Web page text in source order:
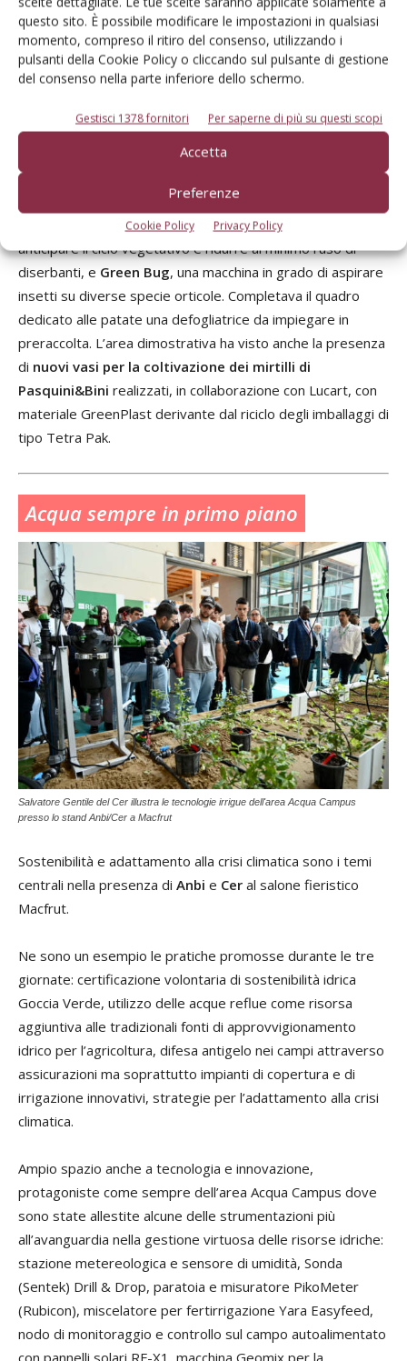
questo sito. È possibile modificare le impostazioni in qualsiasi
momento, compreso il ritiro del consenso, utilizzando i
pulsanti della Cookie Policy o cliccando sul pulsante di gestione
del consenso nella parte inferiore dello schermo.
Gestisci 1378 fornitori Per saperne di più su questi scopi
Accetta
Preferenze
Cookie Policy Privacy Policy
campo sono state allestitereti e teli di coperturadi
Corradi, Retilplast e Serroplast, ma anchesistemi irrigui
curati da Irritec.
macchine per la coltivazione del pomodoro da industria
. Per quest’ultima la ditta
esempio, ha presentato due novità:
seminatrice per patate capace di operare utilizzando la
pacciamatura biodegradabile già dalla semina per
anticipare il ciclo vegetativo e ridurre al minimo l’uso di
diserbanti, e Green Bug, una macchina in grado di aspirare
insetti su diverse specie orticole. Completava il quadro
dedicato alle patate una defogliatrice da impiegare in
preraccolta. L’area dimostrativa ha visto anche la presenza
di nuovi vasi per la coltivazione dei mirtilli di
Pasquini&Bini realizzati, in collaborazione con Lucart, con
materiale GreenPlast derivante dal riciclo degli imballaggi di
tipo Tetra Pak.
Acqua sempre in primo piano
Salvatore Gentile del Cer illustra le tecnologie irrigue dell'area Acqua Campus
presso lo stand Anbi/Cer a Macfrut
Sostenibilità e adattamento alla crisi climatica sono i temi
centrali nella presenza di Anbi e Cer al salone fieristico
Macfrut.
Ne sono un esempio le pratiche promosse durante le tre
giornate: certificazione volontaria di sostenibilità idrica
Goccia Verde, utilizzo delle acque reflue come risorsa
aggiuntiva alle tradizionali fonti di approvvigionamento
idrico per l’agricoltura, difesa antigelo nei campi attraverso
assicurazioni ma soprattutto impianti di copertura e di
irrigazione innovativi, strategie per l’adattamento alla crisi
climatica.
Ampio spazio anche a tecnologia e innovazione,
protagoniste come sempre dell’area Acqua Campus dove
sono state allestite alcune delle strumentazioni più
all’avanguardia nella gestione virtuosa delle risorse idriche:
stazione metereologica e sensore di umidità, Sonda
(Sentek) Drill & Drop, paratoia e misuratore PikoMeter
(Rubicon), miscelatore per fertirrigazione Yara Easyfeed,
nodo di monitoraggio e controllo sul campo autoalimentato
con pannelli solari RF-X1, macchina Geomix per la